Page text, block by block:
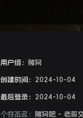
用户组：赌狗
创建时间： 2024-10-04
最后登录： 2024-10-04
个性签名：赌狗吧 - 老哥